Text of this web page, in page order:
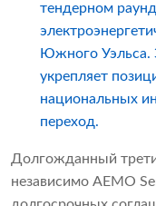
тендерном
Южного Уэльса.
укрепляет
национальных
переход.
Долгожданный
независимо AEMO